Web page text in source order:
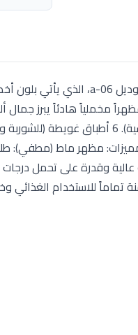
مخملياً هادئاً يبرز
صغيرة. المميزات: مظهر
عالية وقدرة على تحمل
للاستخدام الغذائي